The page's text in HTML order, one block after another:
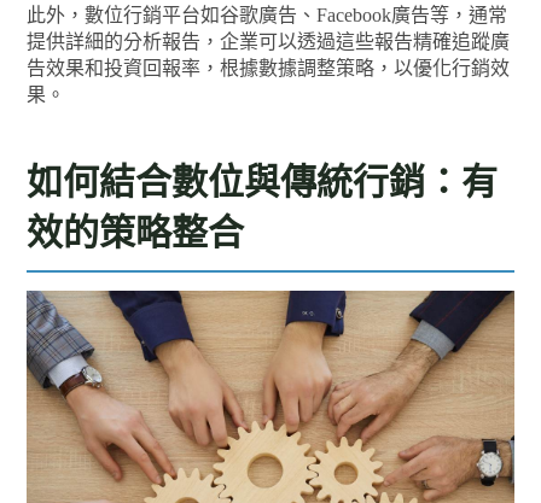
此外，數位行銷平台如谷歌廣告、Facebook廣告等，通常
提供詳細的分析報告，企業可以透過這些報告精確追蹤廣
告效果和投資回報率，根據數據調整策略，以優化行銷效
果。
如何結合數位與傳統行銷：有
效的策略整合